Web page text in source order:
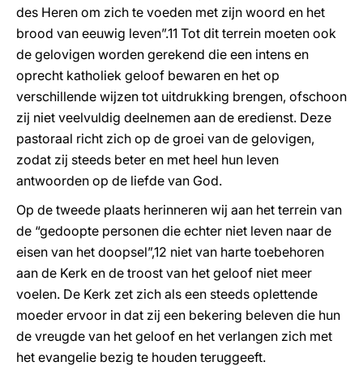
des Heren om zich te voeden met zijn woord en het
brood van eeuwig leven”.11 Tot dit terrein moeten ook
de gelovigen worden gerekend die een intens en
oprecht katholiek geloof bewaren en het op
verschillende wijzen tot uitdrukking brengen, ofschoon
zij niet veelvuldig deelnemen aan de eredienst. Deze
pastoraal richt zich op de groei van de gelovigen,
zodat zij steeds beter en met heel hun leven
antwoorden op de liefde van God.
Op de tweede plaats herinneren wij aan het terrein van
de “gedoopte personen die echter niet leven naar de
eisen van het doopsel”,12 niet van harte toebehoren
aan de Kerk en de troost van het geloof niet meer
voelen. De Kerk zet zich als een steeds oplettende
moeder ervoor in dat zij een bekering beleven die hun
de vreugde van het geloof en het verlangen zich met
het evangelie bezig te houden teruggeeft.